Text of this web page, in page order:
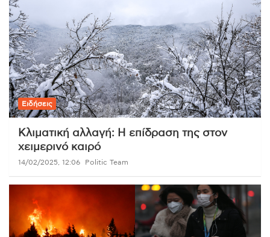
Ειδήσεις
Κλιματική αλλαγή: Η επίδραση της στον
χειμερινό καιρό
14/02/2025, 12:06 Politic Team